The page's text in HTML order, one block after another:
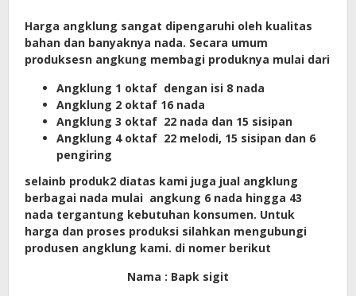
Harga angklung sangat dipengaruhi oleh kualitas
bahan dan banyaknya nada. Secara umum
produksesn angkung membagi produknya mulai dari
Angklung 1 oktaf dengan isi 8 nada
Angklung 2 oktaf 16 nada
Angklung 3 oktaf 22 nada dan 15 sisipan
Angklung 4 oktaf 22 melodi, 15 sisipan dan 6
pengiring
selainb produk2 diatas kami juga jual angklung
berbagai nada mulai angkung 6 nada hingga 43
nada tergantung kebutuhan konsumen. Untuk
harga dan proses produksi silahkan mengubungi
produsen angklung kami. di nomer berikut
Nama : Bapk sigit